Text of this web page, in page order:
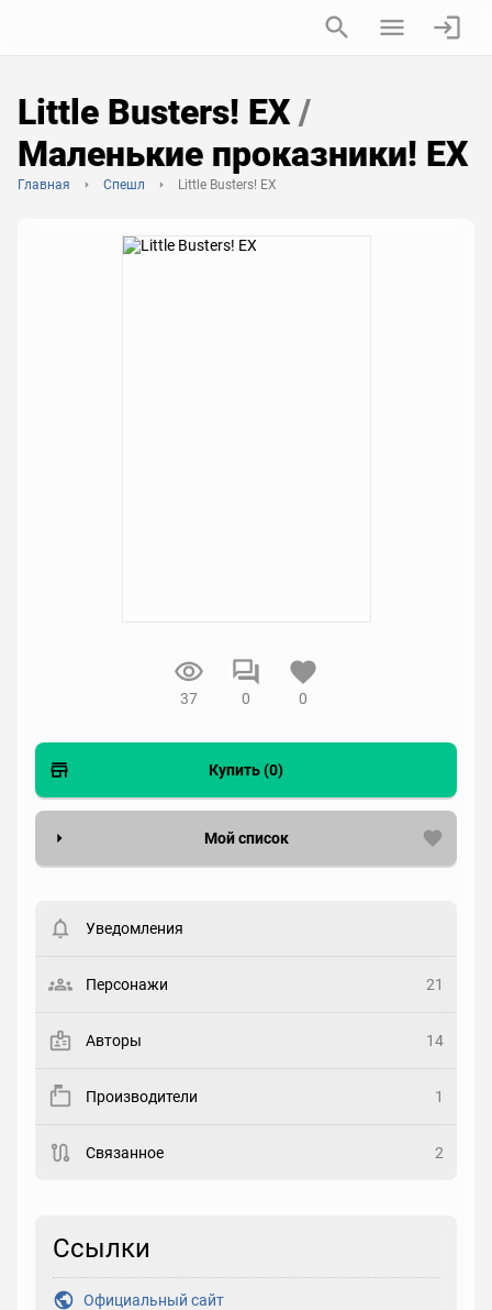
Little Busters! EX/
Маленькие проказники! EX
Главная Спешл Little Busters! EX
37 0 0
Купить (0)
Мой список
Статус
Рейтинг
Реакция
Уведомления
Персонажи 21
Авторы 14
Производители 1
Связанное 2
Ссылки
Официальный сайт